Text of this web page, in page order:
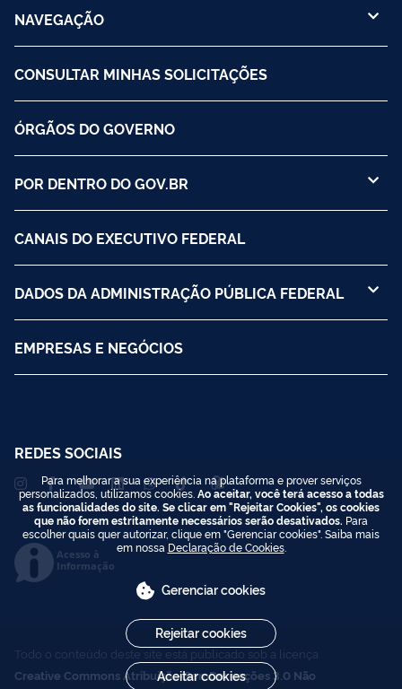
NAVEGAÇÃO
CONSULTAR MINHAS SOLICITAÇÕES
ÓRGÃOS DO GOVERNO
POR DENTRO DO GOV.BR
CANAIS DO EXECUTIVO FEDERAL
DADOS DA ADMINISTRAÇÃO PÚBLICA FEDERAL
EMPRESAS E NEGÓCIOS
REDES SOCIAIS
Acesso à
Informação
Todo o conteúdo deste site está publicado sob a licença
Creative Commons Atribuição-SemDerivações 3.0 Não
Para melhorar a sua experiência na plataforma e prover serviços
personalizados, utilizamos cookies. Ao aceitar, você terá acesso a todas
as funcionalidades do site. Se clicar em "Rejeitar Cookies", os cookies
que não forem estritamente necessários serão desativados. Para
escolher quais quer autorizar, clique em "Gerenciar cookies". Saiba mais
em nossa Declaração de Cookies.
Gerenciar cookies
Rejeitar cookies
Aceitar cookies